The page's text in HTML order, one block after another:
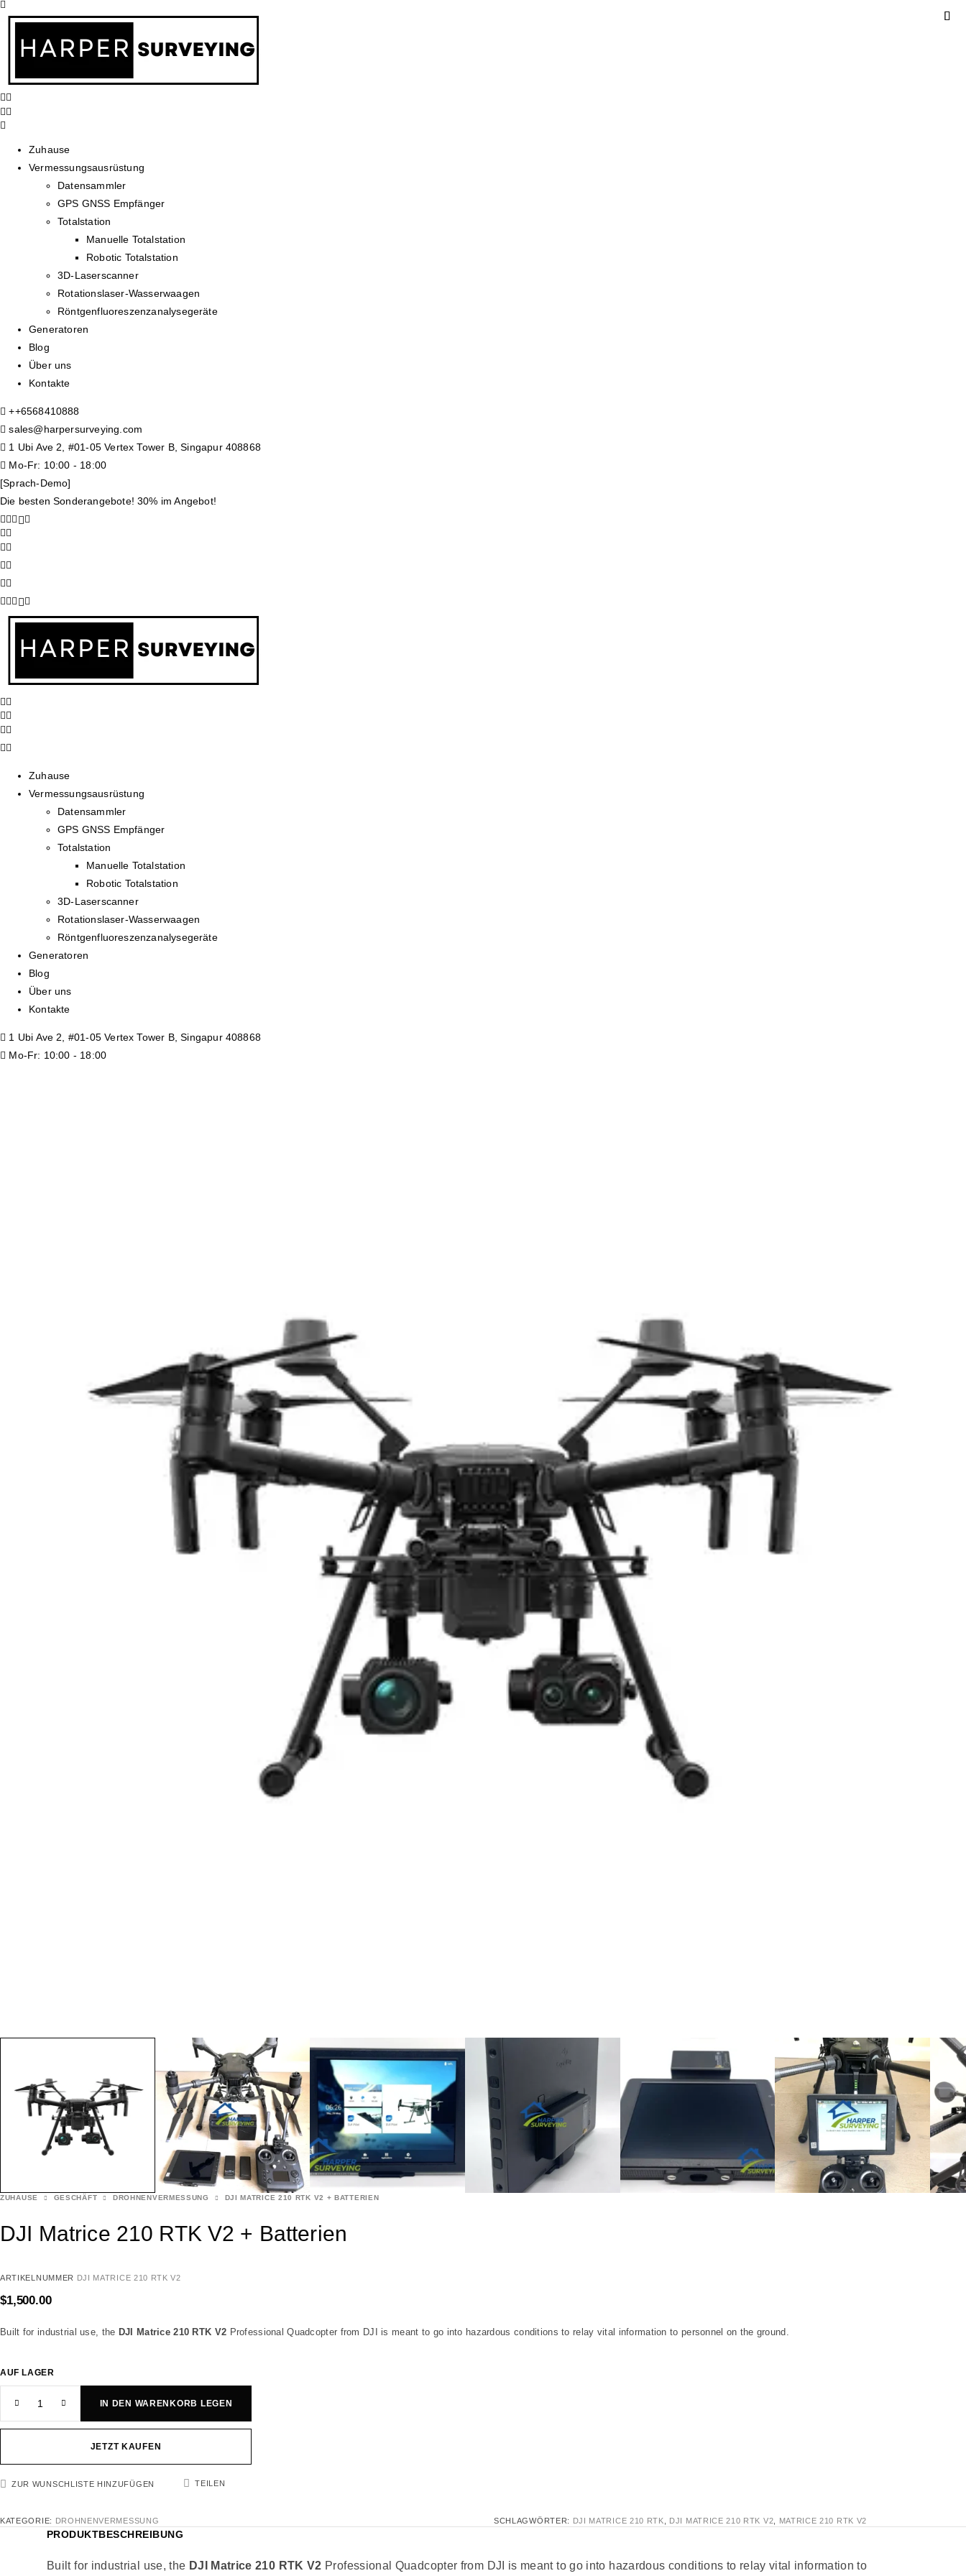
Zuhause
Vermessungsausrüstung
Datensammler
GPS GNSS Empfänger
Totalstation
Manuelle Totalstation
Robotic Totalstation
3D-Laserscanner
Rotationslaser-Wasserwaagen
Röntgenfluoreszenzanalysegeräte
Generatoren
Blog
Über uns
Kontakte
++6568410888
sales@harpersurveying.com
1 Ubi Ave 2, #01-05 Vertex Tower B, Singapur 408868
Mo-Fr: 10:00 - 18:00
[Sprach-Demo]
Die besten Sonderangebote! 30% im Angebot!
Zuhause
Vermessungsausrüstung
Datensammler
GPS GNSS Empfänger
Totalstation
Manuelle Totalstation
Robotic Totalstation
3D-Laserscanner
Rotationslaser-Wasserwaagen
Röntgenfluoreszenzanalysegeräte
Generatoren
Blog
Über uns
Kontakte
1 Ubi Ave 2, #01-05 Vertex Tower B, Singapur 408868
Mo-Fr: 10:00 - 18:00
ZUHAUSE GESCHÄFT DROHNENVERMESSUNG DJI MATRICE 210 RTK V2 + BATTERIEN
DJI Matrice 210 RTK V2 + Batterien
ARTIKELNUMMER DJI MATRICE 210 RTK V2
$1,500.00
Built for industrial use, the DJI Matrice 210 RTK V2 Professional Quadcopter from DJI is meant to go into hazardous conditions to relay vital information to personnel on the ground.
AUF LAGER
IN DEN WARENKORB LEGEN
JETZT KAUFEN
ZUR WUNSCHLISTE HINZUFÜGEN TEILEN
KATEGORIE: DROHNENVERMESSUNG SCHLAGWÖRTER: DJI MATRICE 210 RTK DJI MATRICE 210 RTK V2 MATRICE 210 RTK V2
PRODUKTBESCHREIBUNG
Built for industrial use, the DJI Matrice 210 RTK V2 Professional Quadcopter from DJI is meant to go into hazardous conditions to relay vital information to